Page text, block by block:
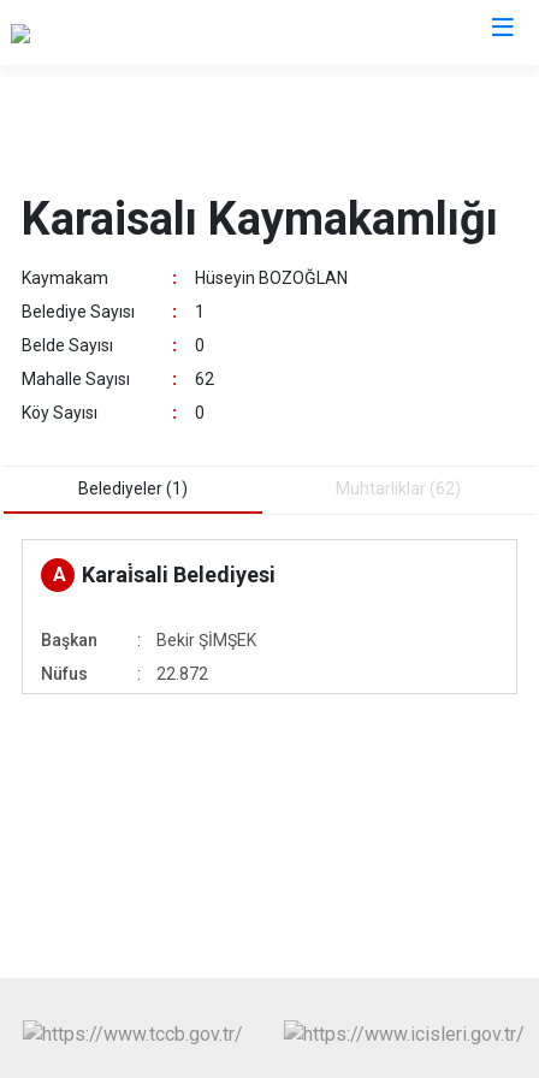
Ceyhan
İmamoğlu
Karaisalı
Karataş
Kozan
Seyhan
Tufanbeyli
Karaisalı Kaymakamlığı
Kaymakam :
Hüseyin BOZOĞLAN
Belediye Sayısı
:
1
Belde Sayısı
:
0
Mahalle Sayısı
:
62
Köy Sayısı
: 0
Belediyeler (1) Muhtarliklar (62)
A Karai̇sali Belediyesi
Başkan
Bekir ŞİMŞEK
Nüfus
22.872